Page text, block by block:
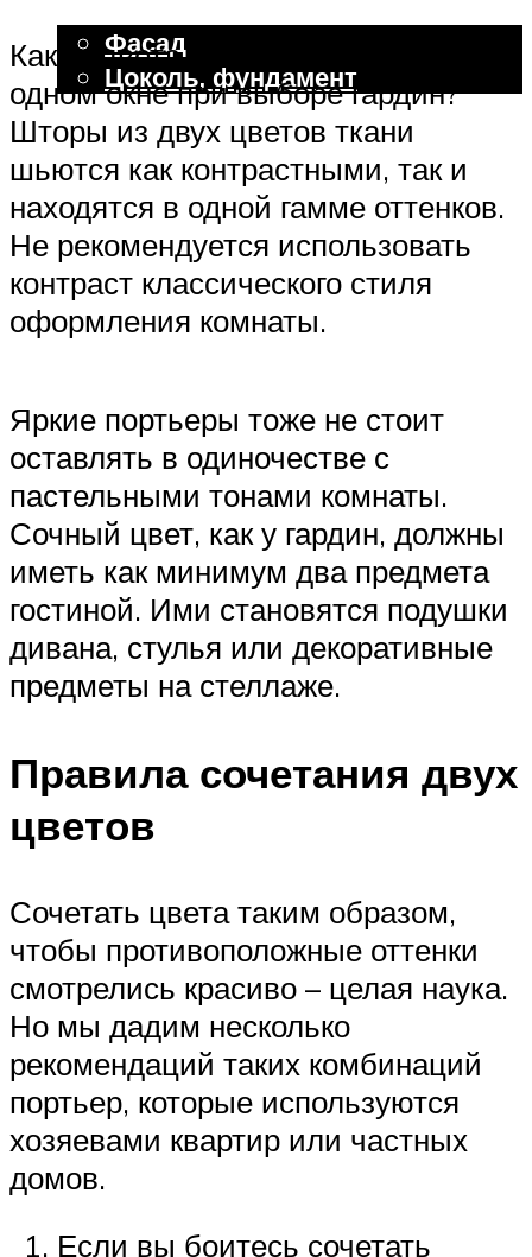
Фасад
Цоколь, фундамент
Меню
Какие цвета можно сочетать на
одном окне при выборе гардин?
Шторы из двух цветов ткани
шьются как контрастными, так и
находятся в одной гамме оттенков.
Не рекомендуется использовать
контраст классического стиля
оформления комнаты.
Яркие портьеры тоже не стоит
оставлять в одиночестве с
пастельными тонами комнаты.
Сочный цвет, как у гардин, должны
иметь как минимум два предмета
гостиной. Ими становятся подушки
дивана, стулья или декоративные
предметы на стеллаже.
Правила сочетания двух
цветов
Сочетать цвета таким образом,
чтобы противоположные оттенки
смотрелись красиво – целая наука.
Но мы дадим несколько
рекомендаций таких комбинаций
портьер, которые используются
хозяевами квартир или частных
домов.
Если вы боитесь сочетать